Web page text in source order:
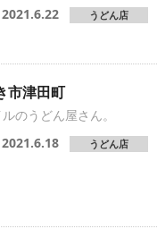
2021.6.22
うどん店
市津田町
のうどん屋さん。
2021.6.18
うどん店